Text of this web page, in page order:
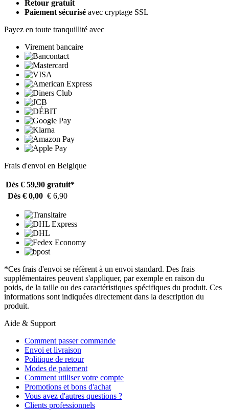
Retour gratuit
Paiement sécurisé avec cryptage SSL
Payez en toute tranquillité avec
Virement bancaire
Frais d'envoi en Belgique
Dès € 59,90 gratuit*
Dès € 0,00 € 6,90
*Ces frais d'envoi se réfèrent à un envoi standard. Des frais
supplémentaires peuvent s'appliquer, par exemple en raison du
poids, de la taille ou des caractéristiques spécifiques du produit. Ces
informations sont indiquées directement dans la description du
produit.
Aide & Support
Comment passer commande
Envoi et livraison
Politique de retour
Modes de paiement
Comment utiliser votre compte
Promotions et bons d'achat
Vous avez d'autres questions ?
Clients professionnels